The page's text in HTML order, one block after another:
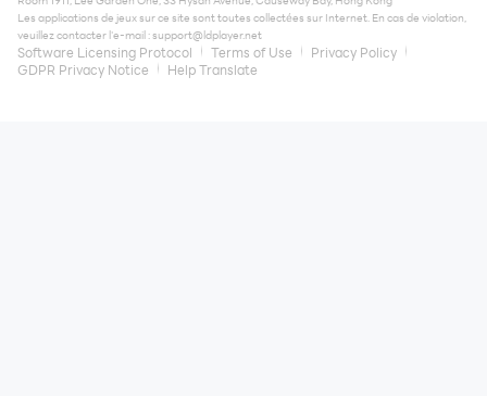
Les applications de jeux sur ce site sont toutes collectées sur Internet. En cas de violation,
veuillez contacter l'e-mail :support@ldplayer.net
Software Licensing Protocol Terms of Use
Privacy Policy
GDPR Privacy Notice
Help Translate